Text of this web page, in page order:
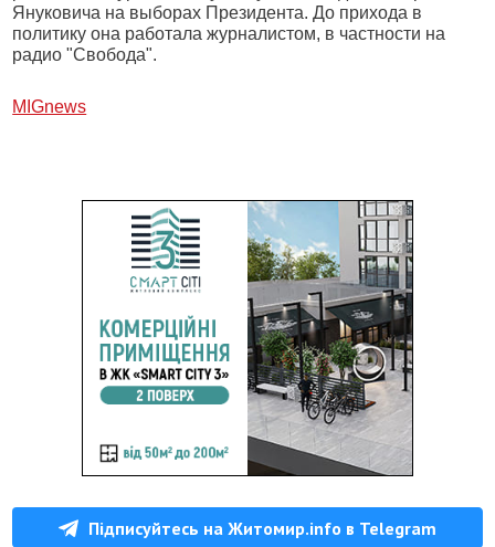
Януковича на выборах Президента. До прихода в
политику она работала журналистом, в частности на
радио "Свобода".
МIGnews
Підписуйтесь на Житомир.info в Telegram